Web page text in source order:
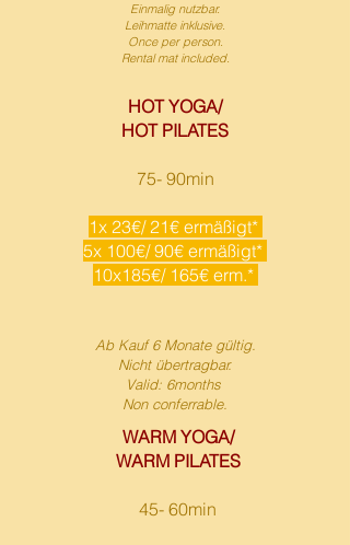
Einmalig nutzbar.
Leihmatte inklusive.
Once per person.
Rental mat included.
HOT YOGA/
HOT PILATES
75- 90min
1x 23€/ 21€ ermäßigt*
5x 100€/ 90€ ermäßigt*
10x185€/ 165€ erm.*
Ab Kauf 6 Monate gültig.
Nicht übertragbar.
Valid: 6months
Non conferrable.
WARM YOGA/
WARM PILATES
45- 60min